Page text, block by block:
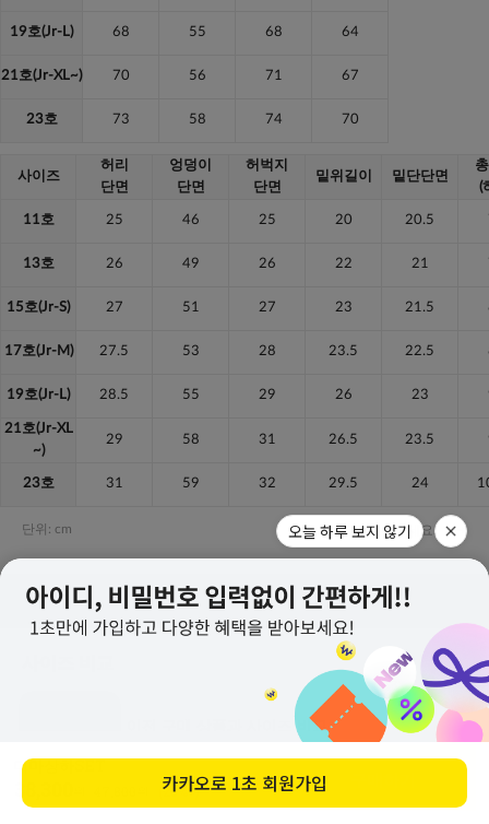
디마상하SET
(20%↓)
오늘 하루 보지 않기
카카오로 1초 회원가입